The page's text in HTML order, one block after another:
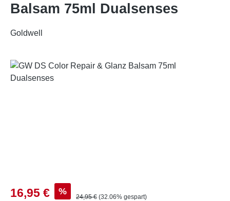
Balsam 75ml Dualsenses
Goldwell
Bildergalerie überspringen
16,95 € %
24,95 € (32.06% gespart)